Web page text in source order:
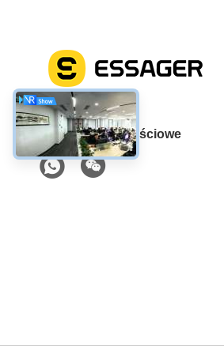
Media społecznościowe